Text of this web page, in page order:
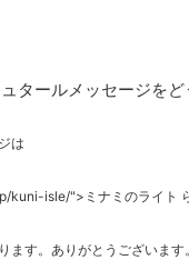
タールメッセージをど
は
kuni-isle/">ミナミのライト
ます。ありがとうございます。